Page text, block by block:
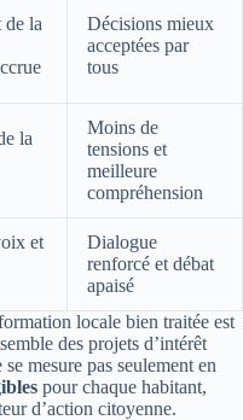
de la
Décisions mieux
acceptées par
tous
la
Moins de
tensions et
meilleure
compréhension
et
Dialogue
renforcé et débat
apaisé
locale bien traitée est
des projets d’intérêt
mesure pas seulement en
pour chaque habitant,
d’action citoyenne.